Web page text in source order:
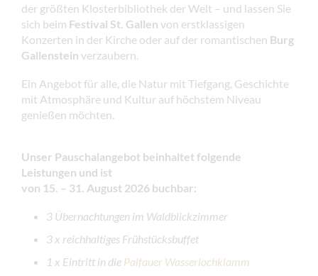
der größten Klosterbibliothek der Welt – und lassen Sie
sich beim Festival St. Gallen von erstklassigen
Konzerten in der Kirche oder auf der romantischen Burg
Gallenstein verzaubern.
Ein Angebot für alle, die Natur mit Tiefgang, Geschichte
mit Atmosphäre und Kultur auf höchstem Niveau
genießen möchten.
Unser Pauschalangebot beinhaltet folgende
Leistungen und ist
von 15. – 31. August 2026 buchbar:
3 Übernachtungen im Waldblickzimmer
3 x reichhaltiges Frühstücksbuffet
1 x Eintritt in die Palfauer Wasserlochklamm